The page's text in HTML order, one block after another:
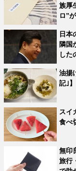
族厚
ロ”
日本
隣国
した
油揚
記｣】
スイ
食べ
無印
旅行